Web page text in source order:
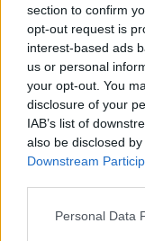
section to confirm
opt-out request is
interest-based ads
us or personal
your opt-out. You
disclosure of your
IAB’s list of
also be disclosed
Downstream
Please note that
Personal Data